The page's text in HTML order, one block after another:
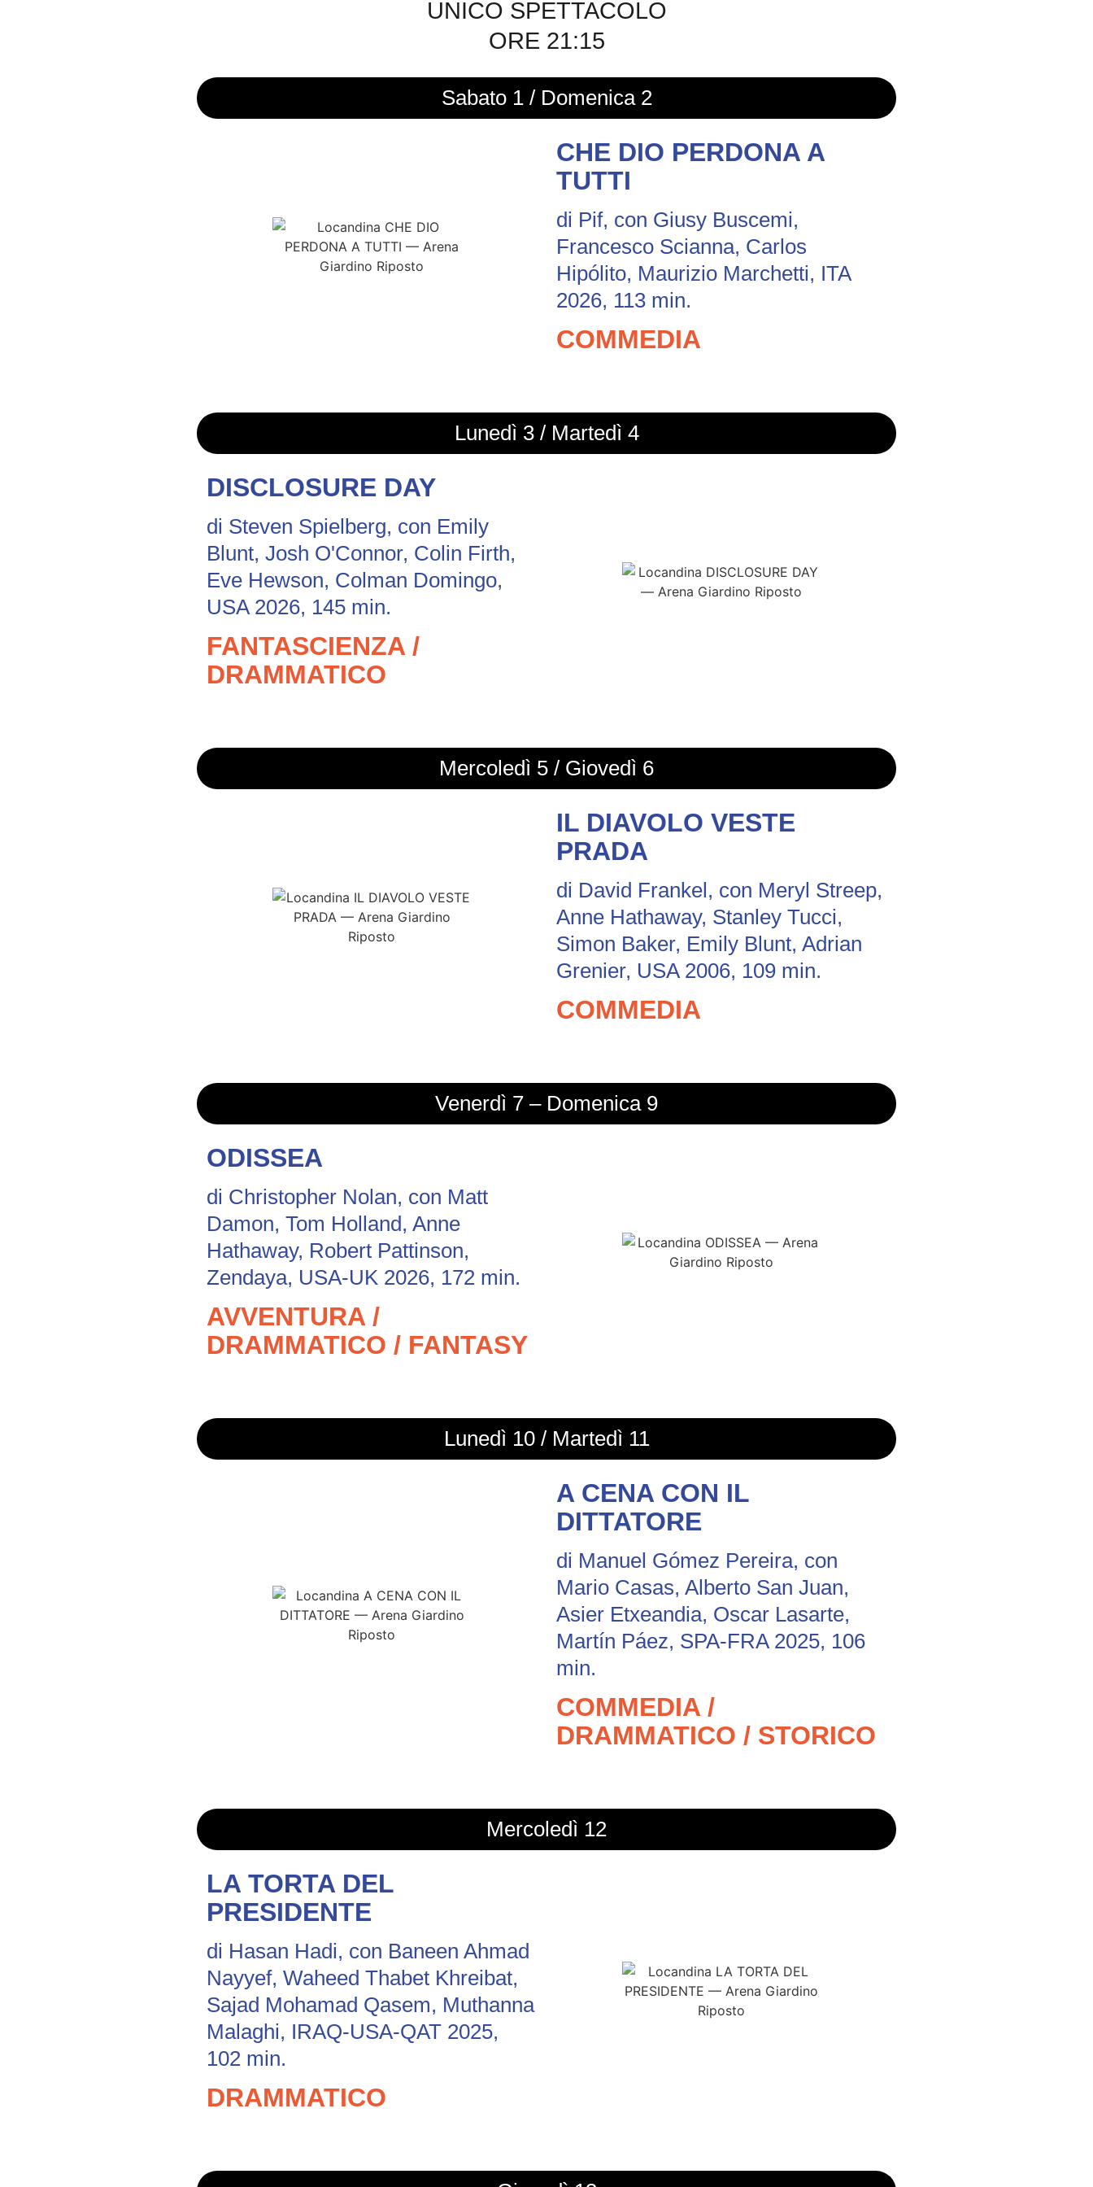
UNICO SPETTACOLO
ORE 21:15
Sabato 1 / Domenica 2
CHE DIO PERDONA A
TUTTI
di Pif, con Giusy Buscemi,
Francesco Scianna, Carlos
Hipólito, Maurizio Marchetti, ITA
2026, 113 min.
COMMEDIA
Lunedì 3 / Martedì 4
DISCLOSURE DAY
di Steven Spielberg, con Emily
Blunt, Josh O'Connor, Colin Firth,
Eve Hewson, Colman Domingo,
USA 2026, 145 min.
FANTASCIENZA /
DRAMMATICO
Mercoledì 5 / Giovedì 6
IL DIAVOLO VESTE
PRADA
di David Frankel, con Meryl Streep,
Anne Hathaway, Stanley Tucci,
Simon Baker, Emily Blunt, Adrian
Grenier, USA 2006, 109 min.
COMMEDIA
Venerdì 7 – Domenica 9
ODISSEA
di Christopher Nolan, con Matt
Damon, Tom Holland, Anne
Hathaway, Robert Pattinson,
Zendaya, USA-UK 2026, 172 min.
AVVENTURA /
DRAMMATICO / FANTASY
Lunedì 10 / Martedì 11
A CENA CON IL
DITTATORE
di Manuel Gómez Pereira, con
Mario Casas, Alberto San Juan,
Asier Etxeandia, Oscar Lasarte,
Martín Páez, SPA-FRA 2025, 106
min.
COMMEDIA /
DRAMMATICO / STORICO
Mercoledì 12
LA TORTA DEL
PRESIDENTE
di Hasan Hadi, con Baneen Ahmad
Nayyef, Waheed Thabet Khreibat,
Sajad Mohamad Qasem, Muthanna
Malaghi, IRAQ-USA-QAT 2025,
102 min.
DRAMMATICO